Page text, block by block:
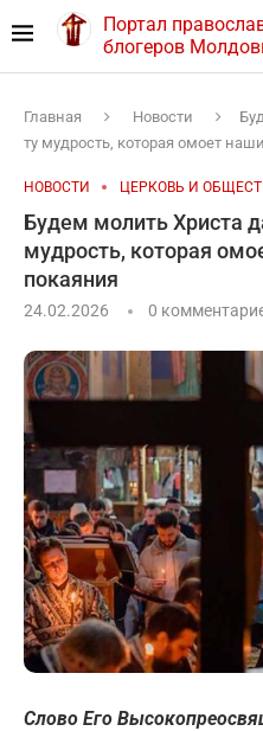
Портал
блогеров
Главная Новости
ту мудрость, которая омоет
НОВОСТИ ЦЕРКОВЬ И
Будем молить Христа
мудрость, которая
покаяния
24.02.2026 0
Слово Его